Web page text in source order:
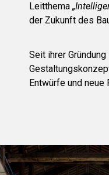
Leitthema
der Zukunft des
Seit ihrer
Entwürfe und neue